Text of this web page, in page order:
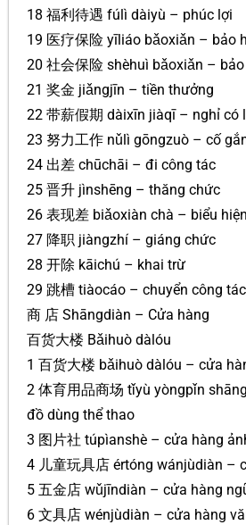
18 福利待遇 fúlì dàiyù – phúc lợi
19 医疗保险 yīliáo bǎoxiǎn – bảo
20 社会保险 shèhuì bǎoxiǎn –
21 奖金 jiǎngjīn – tiền thưởng
22 带薪假期 dàixīn jiàqī – nghỉ có
23 努力工作 nǔlì gōngzuò – cố
24 出差 chūchāi – đi công tác
25 晋升 jìnshēng – thăng chức
26 表现差 biǎoxiàn chà – biểu
27 降职 jiàngzhí – giáng chức
28 开除 kāichú – khai trừ
29 跳槽 tiàocáo – chuyển công
商 店 Shāngdiàn – Cửa hàng
百货大楼 Bǎihuò dàlóu
1 百货大楼 bǎihuò dàlóu – cửa
2 体育用品商场 tǐyù yòngpǐn
đồ dùng thể thao
3 图片社 túpìanshè – cửa hàng
4 儿童玩具店 értóng wánjùdiàn –
5 五金店 wǔjīndiàn – cửa hàng
6 文具店 wénjùdiàn – cửa hàng